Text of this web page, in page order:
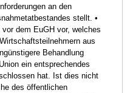
an den
stellt. •
dem EuGH vor, welches
aus
Behandlung
ein entsprechendes
hat. Ist dies nicht
des öffentlichen